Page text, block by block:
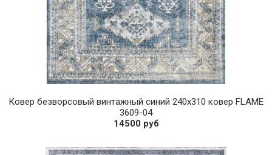
Ковер безворсовый винтажный синий 240х310 ковер FLAME
3609-04
14500 руб